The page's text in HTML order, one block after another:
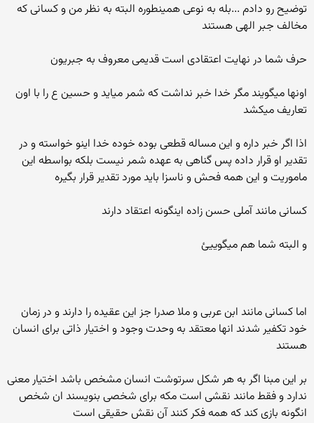
توضیح رو دادم ...بله به نوعی همینطوره البته به نظر من و کسانی که
مخالف جبر الهی هستند
حرف شما در نهایت اعتقادی است قدیمی معروف به جبریون
اونها میگویند مگر خدا خبر نداشت که شمر میاید و حسین ع را با اون
تعاریف میکشد
اذا اگر خبر داره و این مساله قطعی بوده خوده خدا اینو خواسته و در
تقدیر او قرار داده پس گناهی به عهده شمر نیست بلکه بواسطه این
ماموریت و این همه فحش و ناسزا باید مورد تقدیر قرار بگیره
کسانی مانند آملی حسن زاده اینگونه اعتقاد دارند
و البته شما هم میگوییئ
اما کسانی مانند ابن عربی و ملا صدرا جز این عقیده را دارند و در زمان
خود تکفیر شدند انها معتقد به وحدت وجود و اختیار ذاتی برای انسان
هستند
بر این مبنا اگر به هر شکل سرتوشت انسان مشخص باشد اختیار معنی
ندارد و فقط مانند نقشی است مکه برای شخصی بنویسند ان شخص
انگونه بازی کند که همه فکر کنند آن نقش حقیقی است